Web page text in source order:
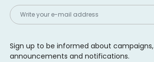
Sign up to be informed about campaigns,
announcements and notifications.